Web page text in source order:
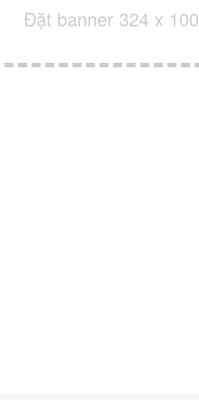
Đặt banner 324 x 100